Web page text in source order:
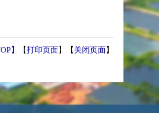
】 【打印页面】【 关闭页面】